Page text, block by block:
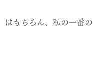
はもちろん、私の一番の